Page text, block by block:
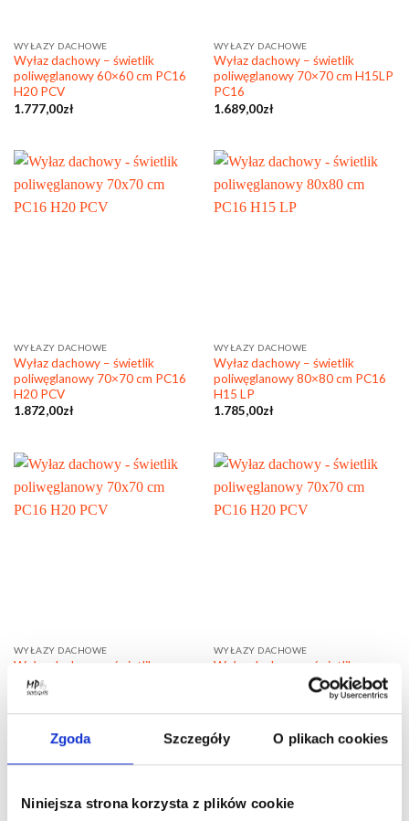
Zgoda Szczegóły O plikach cookies
Niniejsza strona korzysta z plików cookie
WYŁAZY DACHOWE
Wyłaz dachowy – świetlik
poliwęglanowy 60×60 cm PC16
H20 PCV
1.777,00zł
WYŁAZY DACHOWE
Wyłaz dachowy – świetlik
poliwęglanowy 70×70 cm H15LP
PC16
1.689,00zł
WYŁAZY DACHOWE
Wyłaz dachowy – świetlik
poliwęglanowy 70×70 cm PC16
H20 PCV
1.872,00zł
WYŁAZY DACHOWE
Wyłaz dachowy – świetlik
poliwęglanowy 80×80 cm PC16
H15 LP
1.785,00zł
WYŁAZY DACHOWE
Wyłaz dachowy – świetlik
poliwęglanowy 80×80 cm PC16
H20 PCV
1.968,00zł
WYŁAZY DACHOWE
Wyłaz dachowy – świetlik
poliwęglanowy 90×120 cm PC33
2.426,00zł